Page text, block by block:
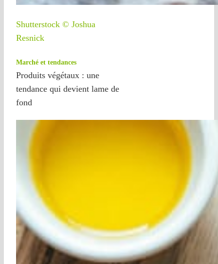
Shutterstock © Joshua
Resnick
Marché et tendances
Produits végétaux : une
tendance qui devient lame de
fond